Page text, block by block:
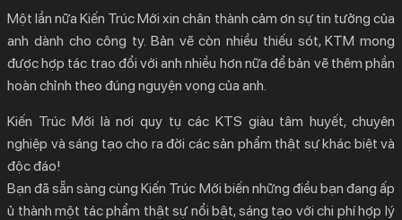
Một lần nữa Kiến Trúc Mới xin chân thành cảm ơn sự tin tưởng của
anh dành cho công ty. Bản vẽ còn nhiều thiếu sót, KTM mong
được hợp tác trao đổi với anh nhiều hơn nữa để bản vẽ thêm phần
hoàn chỉnh theo đúng nguyện vọng của anh.
Kiến Trúc Mới là nơi quy tụ các KTS giàu tâm huyết, chuyên
nghiệp và sáng tạo cho ra đời các sản phẩm thật sự khác biệt và
độc đáo!
Bạn đã sẵn sàng cùng Kiến Trúc Mới biến những điều bạn đang ấp
ủ thành một tác phẩm thật sự nổi bật, sáng tạo với chi phí hợp lý